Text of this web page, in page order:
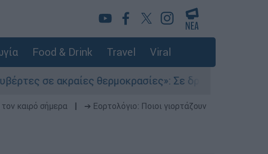
Food & Drink Travel Viral
ακραίες θερμοκρασίες»: Σε δραματικές συνθήκες
καιρό σήμερα
➔ Εορτολόγιο: Ποιοι γιορτάζουν